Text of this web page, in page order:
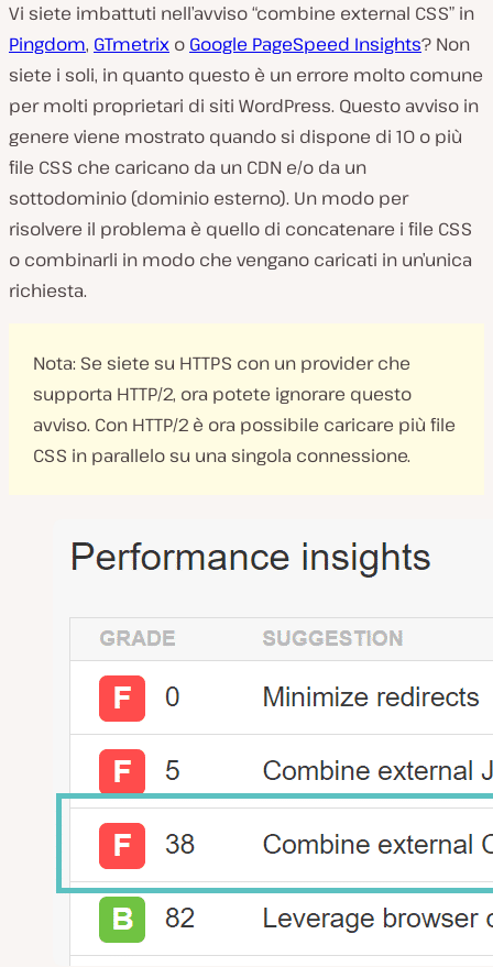
Vi siete imbattuti nell’avviso “combine external CSS” in
Pingdom, GTmetrix o Google PageSpeed Insights? Non
siete i soli, in quanto questo è un errore molto comune
per molti proprietari di siti WordPress. Questo avviso in
genere viene mostrato quando si dispone di 10 o più
file CSS che caricano da un CDN e/o da un
sottodominio (dominio esterno). Un modo per
risolvere il problema è quello di concatenare i file CSS
o combinarli in modo che vengano caricati in un’unica
richiesta.
Nota: Se siete su HTTPS con un provider che
supporta HTTP/2, ora potete ignorare questo
avviso. Con HTTP/2 è ora possibile caricare più file
CSS in parallelo su una singola connessione.